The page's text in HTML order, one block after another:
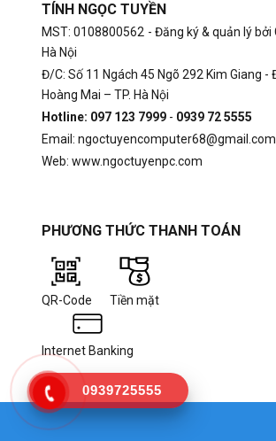
TÍNH NGỌC TUYỀN
MST: 0108800562 - Đăng ký & quản lý bởi
Hà Nội
Đ/C: Số 11 Ngách 45 Ngõ 292 Kim Giang -
Hoàng Mai – TP. Hà Nội
Hotline: 097 123 7999 - 0939 72 5555
Email: ngoctuyencomputer68@gmail.com
Web: www.ngoctuyenpc.com
PHƯƠNG THỨC THANH TOÁN
QR-Code Tiền mặt
Internet Banking
0939725555